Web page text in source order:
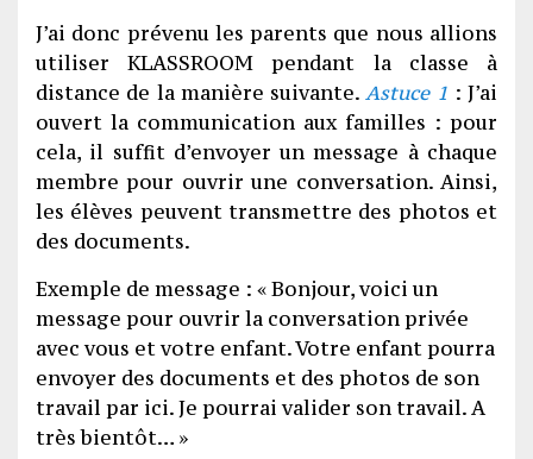
J’ai donc prévenu les parents que nous allions
utiliser KLASSROOM pendant la classe à
distance de la manière suivante.Astuce 1 : J’ai
ouvert la communication aux familles : pour
cela, il suffit d’envoyer un message à chaque
membre pour ouvrir une conversation. Ainsi,
les élèves peuvent transmettre des photos et
des documents.
Exemple de message : « Bonjour, voici un
message pour ouvrir la conversation privée
avec vous et votre enfant. Votre enfant pourra
envoyer des documents et des photos de son
travail par ici. Je pourrai valider son travail. A
très bientôt… »